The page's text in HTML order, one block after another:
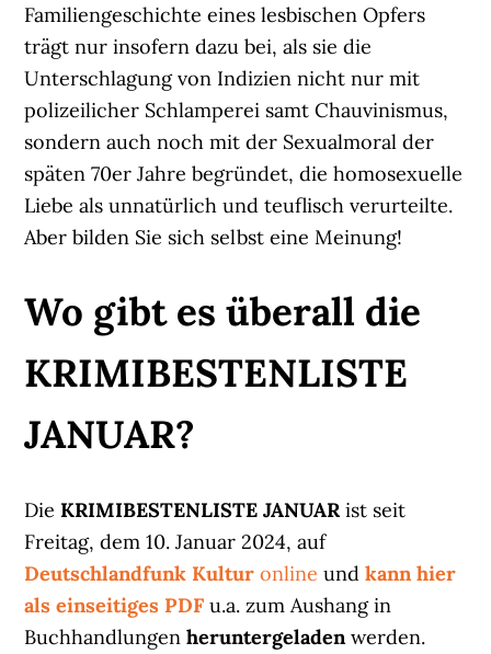
Familiengeschichte eines lesbischen Opfers
trägt nur insofern dazu bei, als sie die
Unterschlagung von Indizien nicht nur mit
polizeilicher Schlamperei samt Chauvinismus,
sondern auch noch mit der Sexualmoral der
späten 70er Jahre begründet, die homosexuelle
Liebe als unnatürlich und teuflisch verurteilte.
Aber bilden Sie sich selbst eine Meinung!
Wo gibt es überall die
KRIMIBESTENLISTE
JANUAR?
DieKRIMIBESTENLISTE JANUARist seit
Freitag, dem 10. Januar 2024, auf
Deutschlandfunk Kultur onlineundkann hier
als einseitiges PDF u.a. zum Aushang in
Buchhandlungenheruntergeladenwerden.